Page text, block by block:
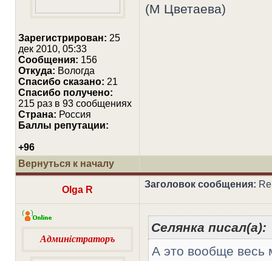
Зарегистрирован: 25
дек 2010, 05:33
Сообщения: 156
Откуда: Вологда
Cпасибо сказано: 21
Спасибо получено:
215 раз в 93 сообщениях
Страна: Россия
Баллы репутации:
+96
(М Цветаева)
Вернуться к началу
Olga R
Заголовок сообщения:
Админiстраторъ
Селянка писал(а):
А это вообще весь